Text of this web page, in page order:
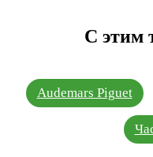
С этим
Audemars Piguet